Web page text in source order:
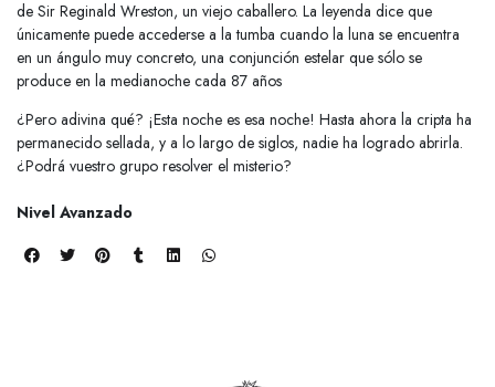
de Sir Reginald Wreston, un viejo caballero. La leyenda dice que
únicamente puede accederse a la tumba cuando la luna se encuentra
en un ángulo muy concreto, una conjunción estelar que sólo se
produce en la medianoche cada 87 años
¿Pero adivina qué? ¡Esta noche es esa noche! Hasta ahora la cripta ha
permanecido sellada, y a lo largo de siglos, nadie ha logrado abrirla.
¿Podrá vuestro grupo resolver el misterio?
Nivel Avanzado